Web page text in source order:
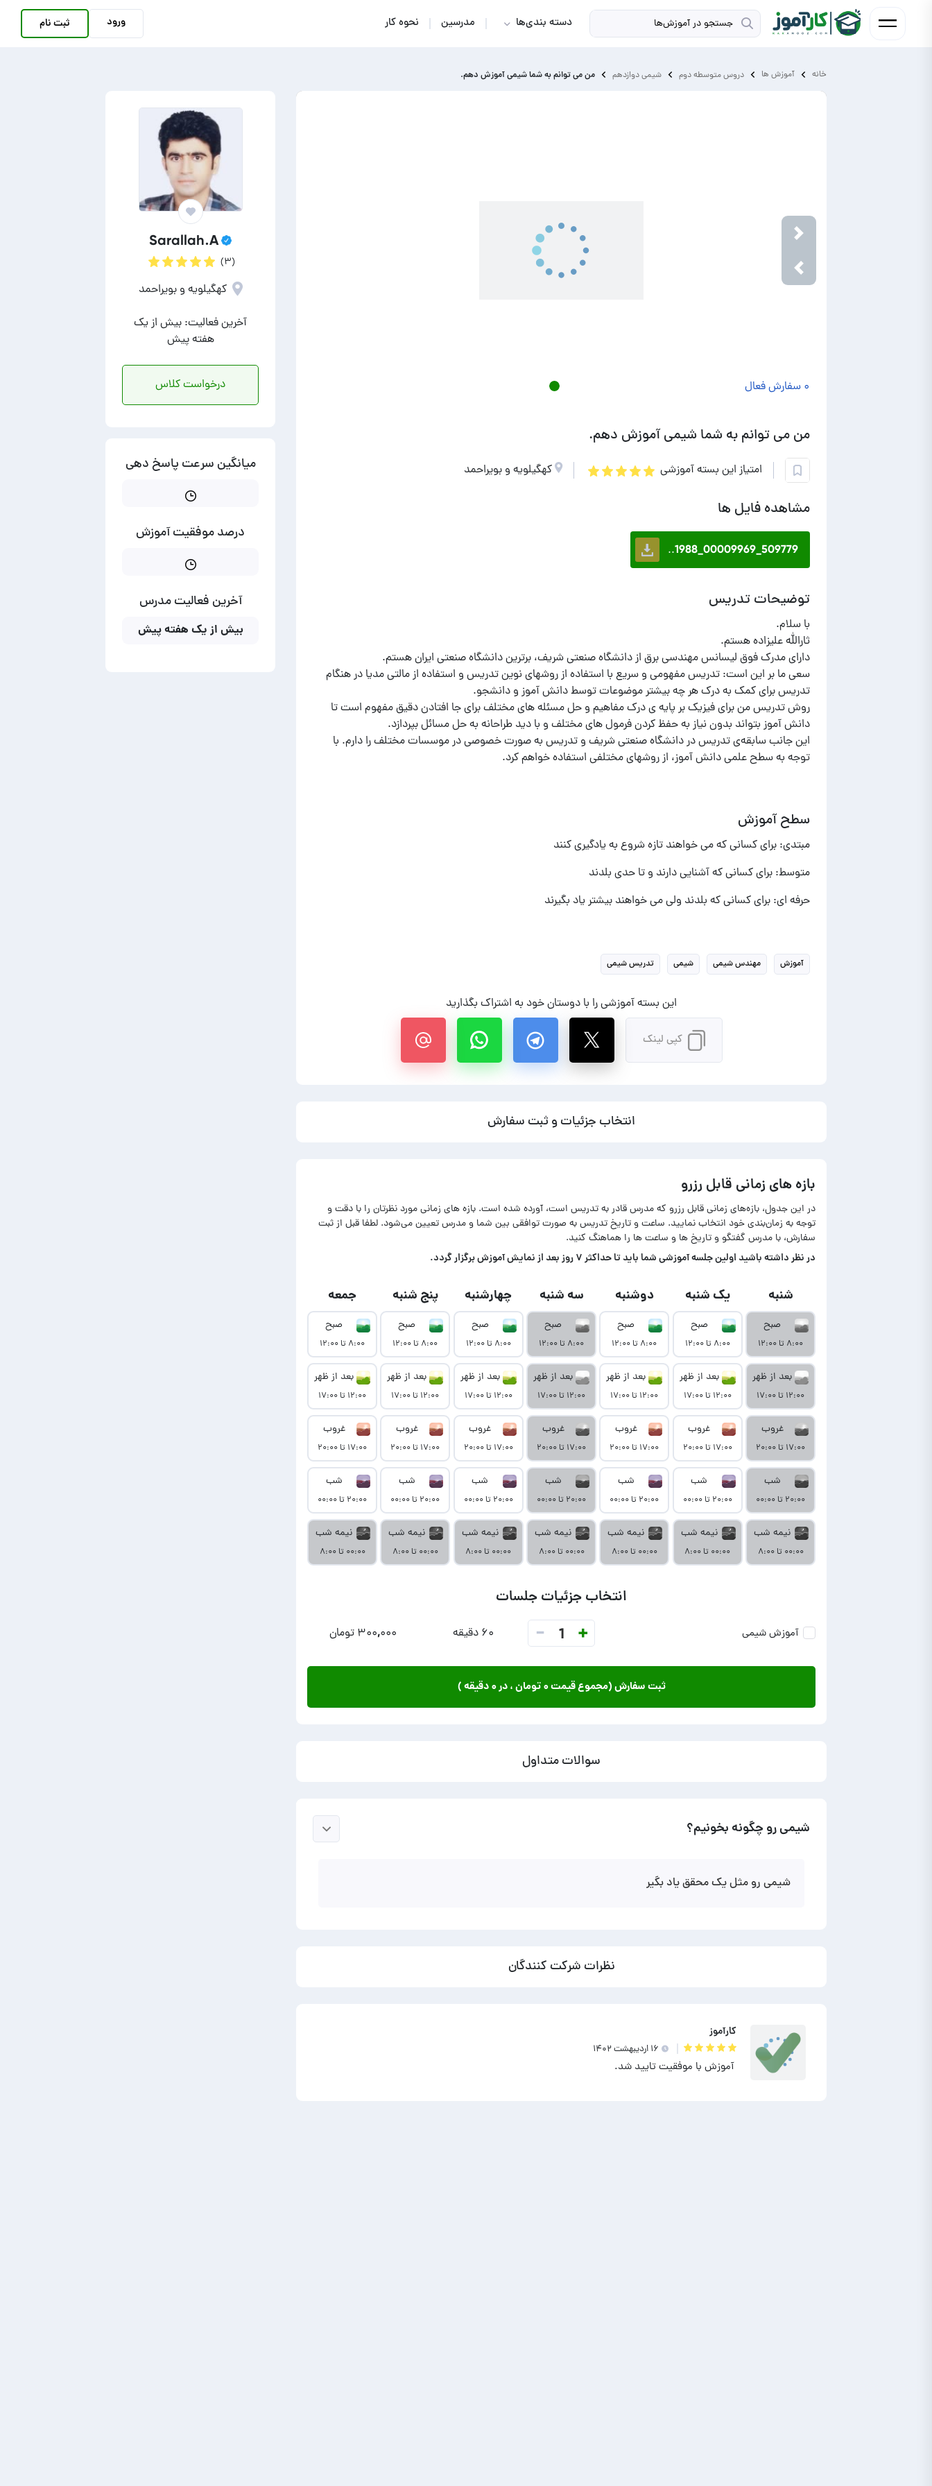
دسته بندی‌ها مدرسین نحوه کار ورود ثبت نام
خانه آموزش ‌ها دروس متوسطه دوم شیمی دوازدهم من می توانم به شما شیمی آموزش دهم.
Previous
Next
۰ سفارش فعال
من می توانم به شما شیمی آموزش دهم.
امتیاز این بسته آموزشی کهگیلویه و بویراحمد
مشاهده فایل ها
509779_00009969_1988..
توضیحات تدریس
سعی ما بر این است: تدریس مفهومی و سریع با استفاده از روشهای نوین تدریس و استفاده از مالتی مدیا در هنگام
روش تدریس من برای فیزیک بر پایه ی درک مفاهیم و حل مسئله های مختلف برای جا افتادن دقیق مفهوم است تا
این جانب سابقه‌ی تدریس در دانشگاه صنعتی شریف و تدریس به صورت خصوصی در موسسات مختلف را دارم. با
توجه به سطح علمی دانش آموز، از روشهای مختلفی استفاده خواهم کرد.
سطح آموزش
مبتدی: برای کسانی که می خواهند تازه شروع به یادگیری کنند
متوسط: برای کسانی که آشنایی دارند و تا حدی بلدند
حرفه ای: برای کسانی که بلدند ولی می خواهند بیشتر یاد بگیرند
آموزش مهندس شیمی شیمی تدریس شیمی
این بسته آموزشی را با دوستان خود به اشتراک بگذارید
کپی لینک
انتخاب جزئیات و ثبت سفارش
بازه های زمانی قابل رزرو
در این جدول، بازه‌های زمانی قابل رزرو که مدرس قادر به تدریس است، آورده شده است. بازه های زمانی مورد نظرتان را با دقت و
توجه به زمان‌بندی خود انتخاب نمایید. ساعت و تاریخ تدریس به صورت توافقی بین شما و مدرس تعیین می‌شود. لطفا قبل از ثبت
سفارش، با مدرس گفتگو و تاریخ ها و ساعت ها را هماهنگ کنید.
در‌ نظر داشته باشید اولین جلسه آموزشی شما باید تا حداکثر ۷ روز بعد از نمایش آموزش برگزار گردد.
شنبه
صبح
۸:۰۰ تا ۱۲:۰۰
بعد از ظهر
۱۲:۰۰ تا ۱۷:۰۰
غروب
۱۷:۰۰ تا ۲۰:۰۰
شب
۲۰:۰۰ تا ۰۰:۰۰
نیمه شب
۰۰:۰۰ تا ۸:۰۰
یک شنبه
صبح
۸:۰۰ تا ۱۲:۰۰
بعد از ظهر
۱۲:۰۰ تا ۱۷:۰۰
غروب
۱۷:۰۰ تا ۲۰:۰۰
شب
۲۰:۰۰ تا ۰۰:۰۰
نیمه شب
۰۰:۰۰ تا ۸:۰۰
دوشنبه
صبح
۸:۰۰ تا ۱۲:۰۰
بعد از ظهر
۱۲:۰۰ تا ۱۷:۰۰
غروب
۱۷:۰۰ تا ۲۰:۰۰
شب
۲۰:۰۰ تا ۰۰:۰۰
نیمه شب
۰۰:۰۰ تا ۸:۰۰
سه شنبه
صبح
۸:۰۰ تا ۱۲:۰۰
بعد از ظهر
۱۲:۰۰ تا ۱۷:۰۰
غروب
۱۷:۰۰ تا ۲۰:۰۰
شب
۲۰:۰۰ تا ۰۰:۰۰
نیمه شب
۰۰:۰۰ تا ۸:۰۰
چهارشنبه
صبح
۸:۰۰ تا ۱۲:۰۰
بعد از ظهر
۱۲:۰۰ تا ۱۷:۰۰
غروب
۱۷:۰۰ تا ۲۰:۰۰
شب
۲۰:۰۰ تا ۰۰:۰۰
نیمه شب
۰۰:۰۰ تا ۸:۰۰
پنج شنبه
صبح
۸:۰۰ تا ۱۲:۰۰
بعد از ظهر
۱۲:۰۰ تا ۱۷:۰۰
غروب
۱۷:۰۰ تا ۲۰:۰۰
شب
۲۰:۰۰ تا ۰۰:۰۰
نیمه شب
۰۰:۰۰ تا ۸:۰۰
جمعه
صبح
۸:۰۰ تا ۱۲:۰۰
بعد از ظهر
۱۲:۰۰ تا ۱۷:۰۰
غروب
۱۷:۰۰ تا ۲۰:۰۰
شب
۲۰:۰۰ تا ۰۰:۰۰
نیمه شب
۰۰:۰۰ تا ۸:۰۰
انتخاب جزئیات جلسات
آموزش شیمی +
1
- ۶۰ دقیقه ۳۰۰,۰۰۰ تومان
ثبت سفارش (مجموع قیمت۰ تومان ، در۰ دقیقه )
سوالات متداول
شیمی رو چگونه بخونیم؟
شیمی رو مثل یک محقق یاد بگیر
نظرات شرکت کنندگان
کارآموز
۱۶ ارديبهشت ۱۴۰۲
آموزش با موفقیت تایید شد.
Sarallah.A
(۳)
کهگیلویه و بویراحمد
آخرین فعالیت: بیش از یک
هفته پیش
درخواست کلاس
میانگین سرعت پاسخ دهی
درصد موفقیت آموزش
آخرین فعالیت مدرس
بیش از یک هفته پیش